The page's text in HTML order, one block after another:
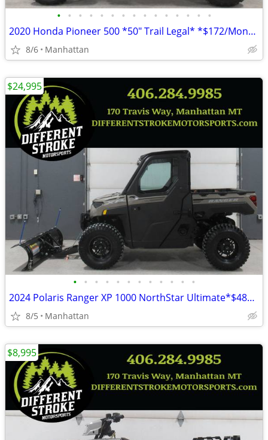
• • • • • • • • • • • • • • •
2020 Honda Pioneer 500 *50" Trail Legal* *$172/Month OAC $0 Down*
8/6 Manhattan
• • • • • • • • • • • •
2024 Polaris Ranger XP 1000 NorthStar Ultimate*$489/Month OAC $0 Down*
8/5 Manhattan
$24,995
$8,995